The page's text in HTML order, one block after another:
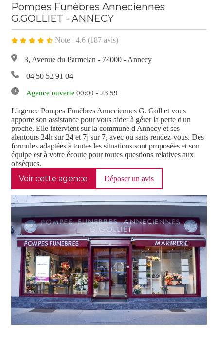
Pompes Funèbres Anneciennes
G.GOLLIET - ANNECY
Note : 4.6 (187 avis)
3, Avenue du Parmelan - 74000 - Annecy
04 50 52 91 04
Agence ouverte 00:00 - 23:59
L'agence Pompes Funèbres Anneciennes G. Golliet vous
apporte son assistance pour vous aider à gérer la perte d'un
proche. Elle intervient sur la commune d'Annecy et ses
alentours 24h sur 24 et 7j sur 7, avec ou sans rendez-vous. Des
formules adaptées à toutes les situations sont proposées et son
équipe est à votre écoute pour toutes questions relatives aux
obsèques.
Voir cette agence Déposer un avis